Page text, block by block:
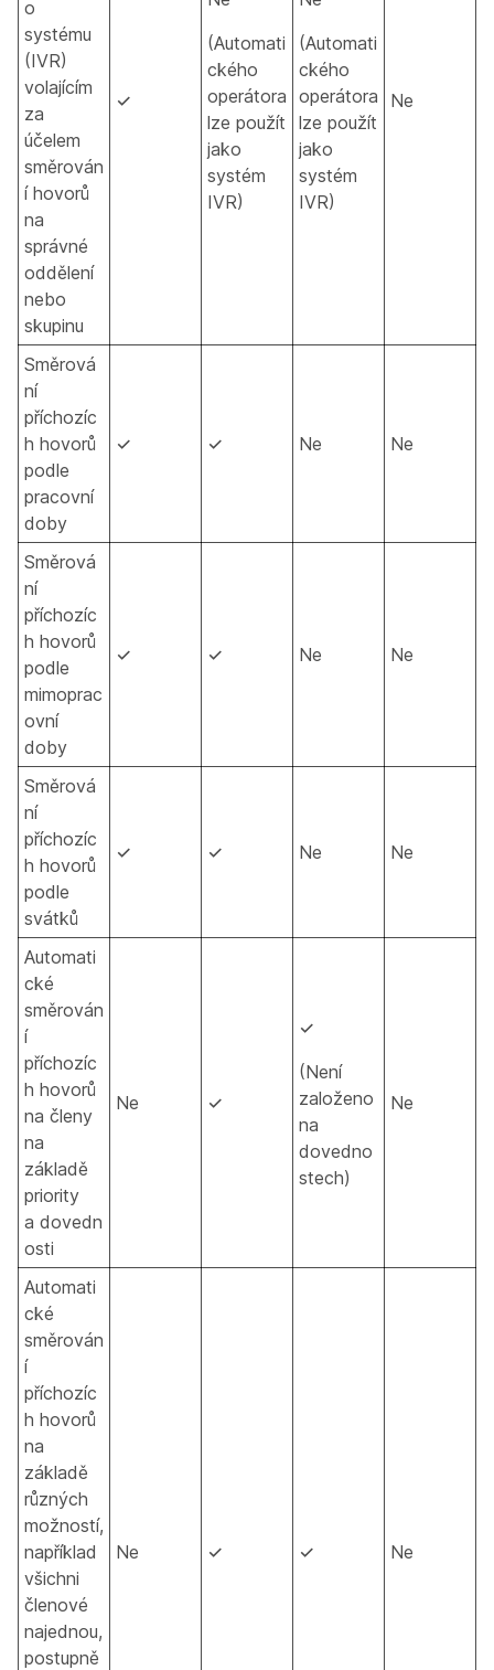
o
systému
(IVR)
volajícím
za
účelem
směrován
í hovorů
na
správné
oddělení
nebo
skupinu
✓
(Automati
ckého
operátora
lze použít
jako
systém
IVR)
(Automati
ckého
operátora
lze použít
jako
systém
IVR)
Ne
Směrová
ní
příchozíc
h hovorů
podle
pracovní
doby
✓ ✓ Ne Ne
Směrová
ní
příchozíc
h hovorů
podle
mimoprac
ovní
doby
✓ ✓ Ne Ne
Směrová
ní
příchozíc
h hovorů
podle
svátků
✓ ✓ Ne Ne
Automati
cké
směrován
í
příchozíc
h hovorů
na členy
na
základě
priority
a dovedn
osti
Ne ✓
✓
(Není
založeno
na
dovedno
stech)
Ne
Automati
cké
směrován
í
příchozíc
h hovorů
na
základě
různých
možností,
například
všichni
členové
najednou,
postupně
Ne ✓ ✓ Ne